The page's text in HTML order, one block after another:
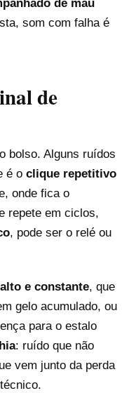
de mau
som com falha é
de
bolso. Alguns ruídos
é o clique repetitivo
onde fica o
repete em ciclos,
, pode ser o relé ou
alto e constante, que
gelo acumulado, ou
para o estalo
: ruído que não
vem junto da perda